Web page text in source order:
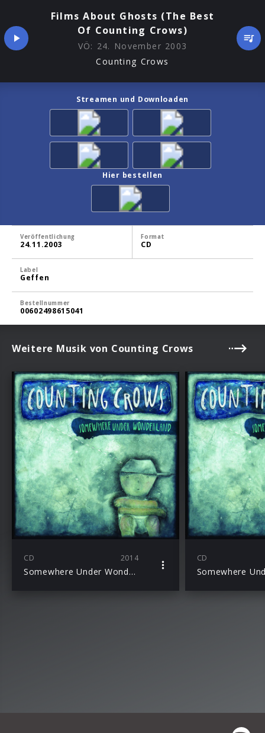
Films About Ghosts (The Best
Of Counting Crows)
VÖ: 24. November 2003
Counting Crows
Streamen und Downloaden
Hier bestellen
Veröffentlichung
24.11.2003
Format
CD
Label
Geffen
Bestellnummer
00602498615041
Weitere Musik von Counting Crows
CD 2014
Somewhere Under Wonderland
CD